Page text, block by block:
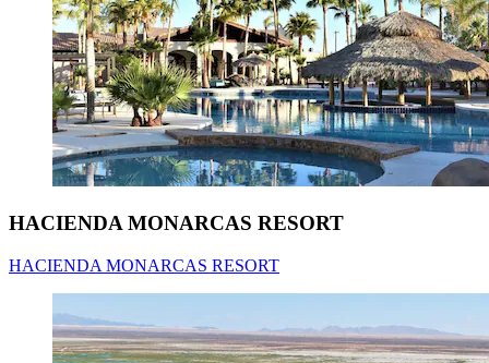
HACIENDA MONARCAS RESORT
HACIENDA MONARCAS RESORT